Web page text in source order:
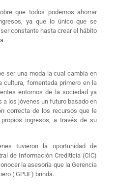
que todos podemos ahorrar
ya que lo único que se
constante hasta crear el hábito
ser una moda la cual cambia en
cultura, fomentada primero en la
entornos de la sociedad ya
los jóvenes un futuro basado en
correcta de los recursos que le
ingresos, a través de su
tuvieron la oportunidad de
de Información Crediticia (CIC)
la asesoría que la Gerencia
( GPUF) brinda.